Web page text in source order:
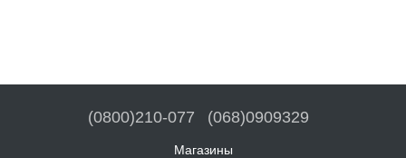
(0800)210-077 (068)0909329
Магазины